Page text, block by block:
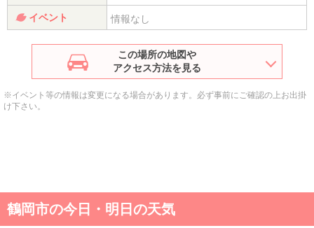
イベント 情報なし
この場所の地図や
アクセス方法を見る
※イベント等の情報は変更になる場合があります。必ず事前にご確認の上お出掛
け下さい。
鶴岡市の今日・明日の天気